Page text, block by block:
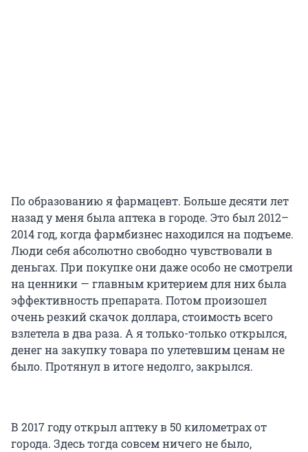
По образованию я фармацевт. Больше десяти лет
назад у меня была аптека в городе. Это был 2012–
2014 год, когда фармбизнес находился на подъеме.
Люди себя абсолютно свободно чувствовали в
деньгах. При покупке они даже особо не смотрели
на ценники — главным критерием для них была
эффективность препарата. Потом произошел
очень резкий скачок доллара, стоимость всего
взлетела в два раза. А я только-только открылся,
денег на закупку товара по улетевшим ценам не
было. Протянул в итоге недолго, закрылся.
В 2017 году открыл аптеку в 50 километрах от
города. Здесь тогда совсем ничего не было,